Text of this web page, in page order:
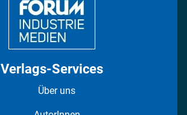
Verlags-Services
Über uns